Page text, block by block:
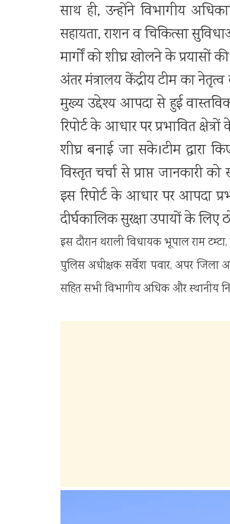
साथ ही, उन्होंने विभागीय
सहायता, राशन व चिकित्सा
मार्गों को शीघ्र खोलने के प्रयासों
अंतर मंत्रालय केंद्रीय टीम का
मुख्य उद्देश्य आपदा से हुई
रिपोर्ट के आधार पर प्रभावित
शीघ्र बनाई जा सके।टीम द्वारा
विस्तृत चर्चा से प्राप्त जानकारी
इस रिपोर्ट के आधार पर आपदा
दीर्घकालिक सुरक्षा उपायों के
इस दौरान थराली विधायक भूपाल राम
पुलिस अधीक्षक सर्वेश पवार, अपर जिला
सहित सभी विभागीय अधिक और स्थानीय